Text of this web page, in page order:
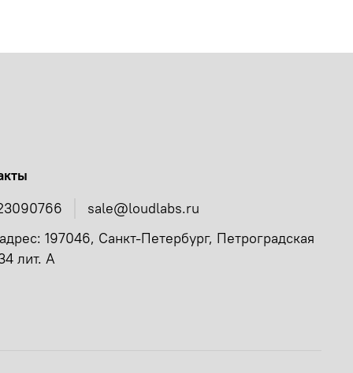
sale@loudlabs.ru
197046, Санкт-Петербург, Петроградская
лит. А